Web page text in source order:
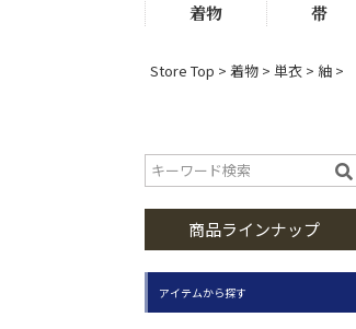
着物 帯
Store Top 着物 単衣 紬
商品ラインナップ
アイテムから探す